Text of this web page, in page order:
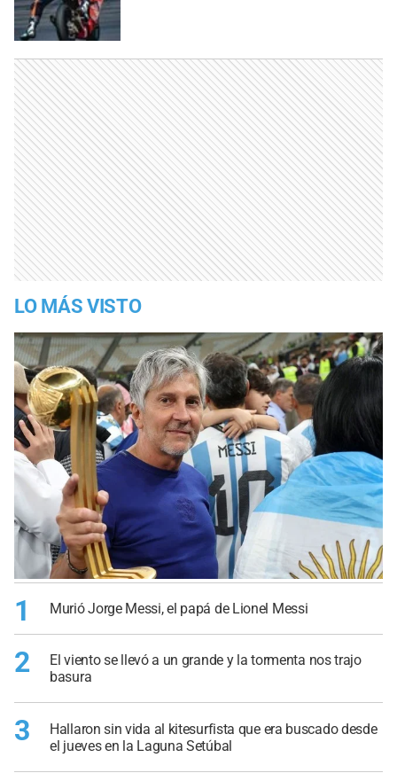
LO MÁS VISTO
1 Murió Jorge Messi, el papá de Lionel Messi
2
El viento se llevó a un grande y la tormenta nos trajo
basura
3
Hallaron sin vida al kitesurfista que era buscado desde
el jueves en la Laguna Setúbal